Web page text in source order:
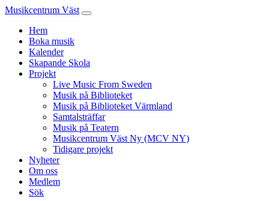
Musikcentrum Väst
Hem
Boka musik
Kalender
Skapande Skola
Projekt
Live Music From Sweden
Musik på Biblioteket
Musik på Biblioteket Värmland
Samtalsträffar
Musik på Teatern
Musikcentrum Väst Ny (MCV NY)
Tidigare projekt
Nyheter
Om oss
Medlem
Sök